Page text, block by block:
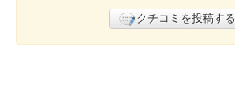
クチコミを投稿する